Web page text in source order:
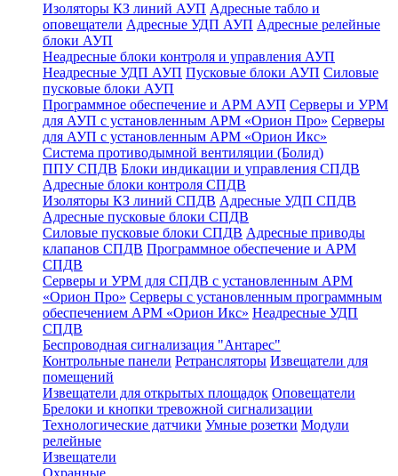
Изоляторы КЗ линий АУП Адресные табло и
оповещатели Адресные УДП АУП Адресные релейные
блоки АУП
Неадресные блоки контроля и управления АУП
Неадресные УДП АУП Пусковые блоки АУП Силовые
пусковые блоки АУП
Программное обеспечение и АРМ АУП Серверы и УРМ
для АУП с установленным АРМ «Орион Про» Серверы
для АУП с установленным АРМ «Орион Икс»
Система противодымной вентиляции (Болид)
ППУ СПДВ Блоки индикации и управления СПДВ
Адресные блоки контроля СПДВ
Изоляторы КЗ линий СПДВ Адресные УДП СПДВ
Адресные пусковые блоки СПДВ
Силовые пусковые блоки СПДВ Адресные приводы
клапанов СПДВ Программное обеспечение и АРМ
СПДВ
Серверы и УРМ для СПДВ с установленным АРМ
«Орион Про» Серверы с установленным программным
обеспечением АРМ «Орион Икс» Неадресные УДП
СПДВ
Беспроводная сигнализация "Антарес"
Контрольные панели Ретрансляторы Извещатели для
помещений
Извещатели для открытых площадок Оповещатели
Брелоки и кнопки тревожной сигнализации
Технологические датчики Умные розетки Модули
релейные
Извещатели
Охранные